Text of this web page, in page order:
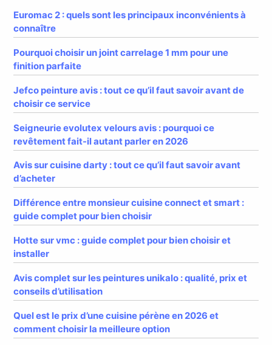
Euromac 2 : quels sont les principaux inconvénients à
connaître
Pourquoi choisir un joint carrelage 1 mm pour une
finition parfaite
Jefco peinture avis : tout ce qu’il faut savoir avant de
choisir ce service
Seigneurie evolutex velours avis : pourquoi ce
revêtement fait-il autant parler en 2026
Avis sur cuisine darty : tout ce qu’il faut savoir avant
d’acheter
Différence entre monsieur cuisine connect et smart :
guide complet pour bien choisir
Hotte sur vmc : guide complet pour bien choisir et
installer
Avis complet sur les peintures unikalo : qualité, prix et
conseils d’utilisation
Quel est le prix d’une cuisine pérène en 2026 et
comment choisir la meilleure option